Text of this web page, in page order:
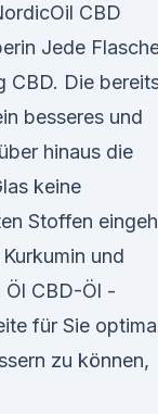
CBD
Jede
CBD. Die
besseres und
hinaus die
keine
Stoffen
und
Öl CBD-Öl -
für Sie
zu können,